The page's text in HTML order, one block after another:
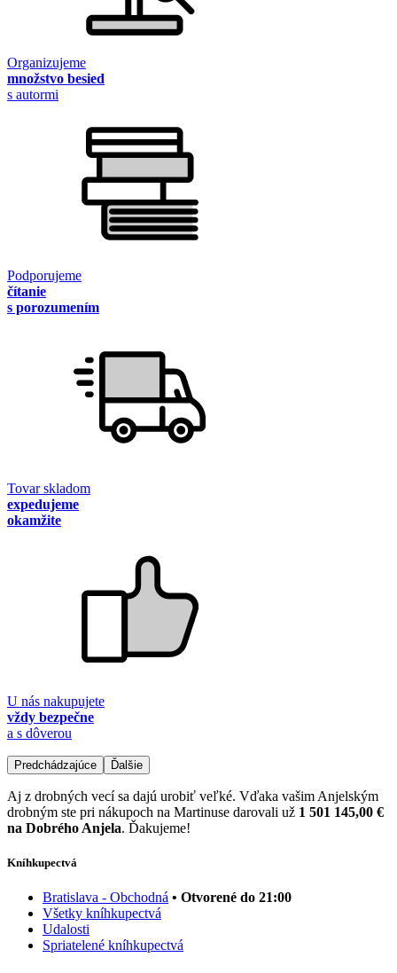
Organizujeme
množstvo besied
s autormi
Podporujeme
čítanie
s porozumením
Tovar skladom
expedujeme
okamžite
U nás nakupujete
vždy bezpečne
a s dôverou
Predchádzajúce Ďalšie
Aj z drobných vecí sa dajú urobiť veľké. Vďaka vašim Anjelským
drobným ste pri nákupoch na Martinuse darovali už 1 501 145,00 €
na Dobrého Anjela. Ďakujeme!
Kníhkupectvá
Bratislava - Obchodná • Otvorené do 21:00
Všetky kníhkupectvá
Udalosti
Spriatelené kníhkupectvá